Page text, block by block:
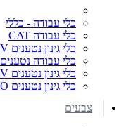
כלי עבודה - כללי
כלי עבודה CAT
כלי גינון נטענים 24V
כלי עבודה נטענים 24V
כלי גינון נטענים 48V
כלי גינון נטענים 80V PRO
צבעים